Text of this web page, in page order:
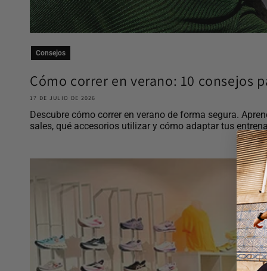
Consejos
Cómo correr en verano: 10 consejos
17 DE JULIO DE 2026
Descubre cómo correr en verano de forma segura.
sales, qué accesorios utilizar y cómo adaptar tus